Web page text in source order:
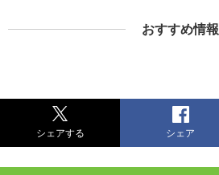
おすすめ情報
シェアする シェア